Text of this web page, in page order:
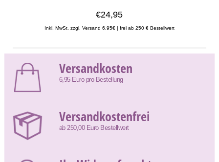
€24,95
Inkl. MwSt. zzgl. Versand 6,95€ | frei ab 250 € Bestellwert
Versandkosten
6,95 Euro pro Bestellung
Versandkostenfrei
ab 250,00 Euro Bestellwert